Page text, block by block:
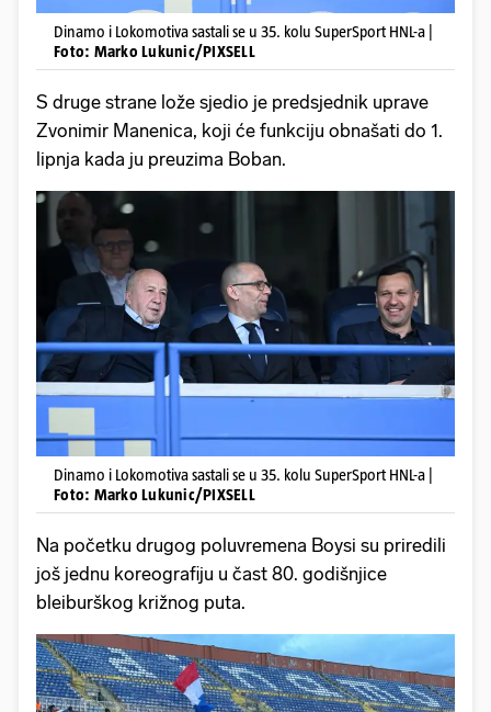
Dinamo i Lokomotiva sastali se u 35. kolu SuperSport HNL-a |
Foto: Marko Lukunic/PIXSELL
S druge strane lože sjedio je predsjednik uprave
Zvonimir Manenica, koji će funkciju obnašati do 1.
lipnja kada ju preuzima Boban.
Dinamo i Lokomotiva sastali se u 35. kolu SuperSport HNL-a |
Foto: Marko Lukunic/PIXSELL
Na početku drugog poluvremena Boysi su priredili
još jednu koreografiju u čast 80. godišnjice
bleiburškog križnog puta.